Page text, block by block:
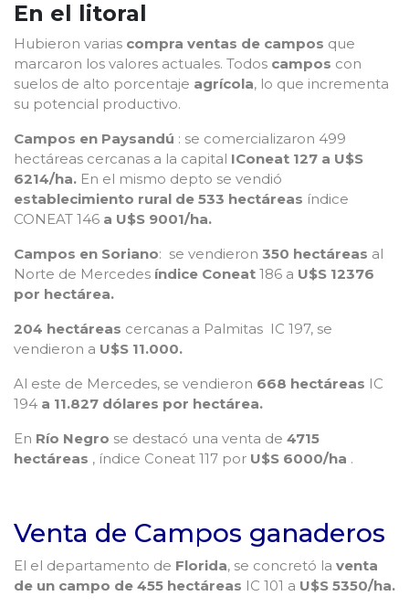
En el litoral
Hubieron varias compra ventas de campos que
marcaron los valores actuales. Todos campos con
suelos de alto porcentaje agrícola, lo que incrementa
su potencial productivo.
Campos en Paysandú : se comercializaron 499
hectáreas cercanas a la capital IConeat 127 a U$S
6214/ha. En el mismo depto se vendió
establecimiento rural de 533 hectáreas índice
CONEAT 146 a U$S 9001/ha.
Campos en Soriano: se vendieron 350 hectáreas al
Norte de Mercedes índice Coneat 186 a U$S 12376
por hectárea.
204 hectáreas cercanas a Palmitas IC 197, se
vendieron a U$S 11.000.
Al este de Mercedes, se vendieron 668 hectáreas IC
194 a 11.827 dólares por hectárea.
En Río Negro se destacó una venta de 4715
hectáreas , índice Coneat 117 por U$S 6000/ha .
Venta de Campos ganaderos
El el departamento de Florida, se concretó la venta
de un campo de 455 hectáreas IC 101 a U$S 5350/ha.